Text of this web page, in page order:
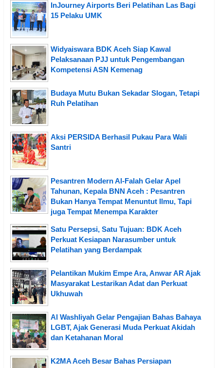
InJourney Airports Beri Pelatihan Las Bagi
15 Pelaku UMK
Widyaiswara BDK Aceh Siap Kawal
Pelaksanaan PJJ untuk Pengembangan
Kompetensi ASN Kemenag
Budaya Mutu Bukan Sekadar Slogan, Tetapi
Ruh Pelatihan
Aksi PERSIDA Berhasil Pukau Para Wali
Santri
Pesantren Modern Al-Falah Gelar Apel
Tahunan, Kepala BNN Aceh : Pesantren
Bukan Hanya Tempat Menuntut Ilmu, Tapi
juga Tempat Menempa Karakter
Satu Persepsi, Satu Tujuan: BDK Aceh
Perkuat Kesiapan Narasumber untuk
Pelatihan yang Berdampak
Pelantikan Mukim Empe Ara, Anwar AR Ajak
Masyarakat Lestarikan Adat dan Perkuat
Ukhuwah
Al Washliyah Gelar Pengajian Bahas Bahaya
LGBT, Ajak Generasi Muda Perkuat Akidah
dan Ketahanan Moral
K2MA Aceh Besar Bahas Persiapan